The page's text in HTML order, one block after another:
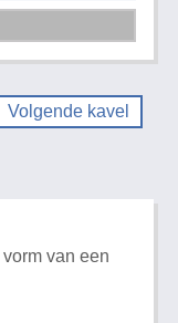
Volgende kavel
van een